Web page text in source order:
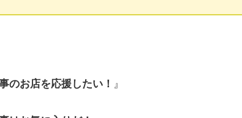
のお店を応援したい！ 』